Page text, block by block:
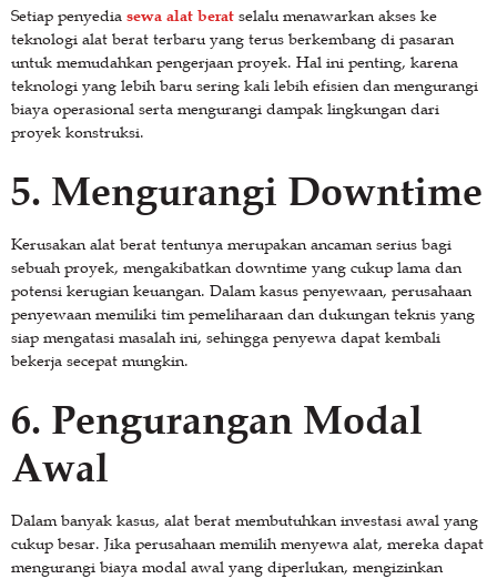
Setiap penyedia sewa alat berat selalu menawarkan akses ke
teknologi alat berat terbaru yang terus berkembang di pasaran
untuk memudahkan pengerjaan proyek. Hal ini penting, karena
teknologi yang lebih baru sering kali lebih efisien dan mengurangi
biaya operasional serta mengurangi dampak lingkungan dari
proyek konstruksi.
5. Mengurangi Downtime
Kerusakan alat berat tentunya merupakan ancaman serius bagi
sebuah proyek, mengakibatkan downtime yang cukup lama dan
potensi kerugian keuangan. Dalam kasus penyewaan, perusahaan
penyewaan memiliki tim pemeliharaan dan dukungan teknis yang
siap mengatasi masalah ini, sehingga penyewa dapat kembali
bekerja secepat mungkin.
6. Pengurangan Modal
Awal
Dalam banyak kasus, alat berat membutuhkan investasi awal yang
cukup besar. Jika perusahaan memilih menyewa alat, mereka dapat
mengurangi biaya modal awal yang diperlukan, mengizinkan